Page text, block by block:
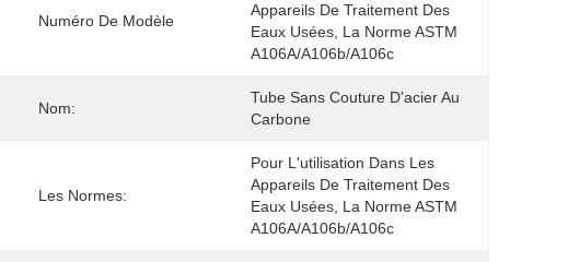
Numéro De Modèle
Appareils De Traitement Des
Eaux Usées, La Norme ASTM
A106A/A106b/A106c
Nom:
Tube Sans Couture D'acier Au
Carbone
Les Normes:
Pour L'utilisation Dans Les
Appareils De Traitement Des
Eaux Usées, La Norme ASTM
A106A/A106b/A106c